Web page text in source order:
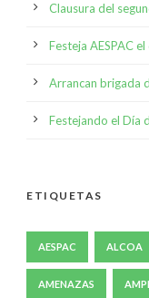
Clausura del
Festeja AESPAC
Arrancan brigada
Festejando el Día
ETIQUETAS
AESPAC ALCOA
AMENAZAS